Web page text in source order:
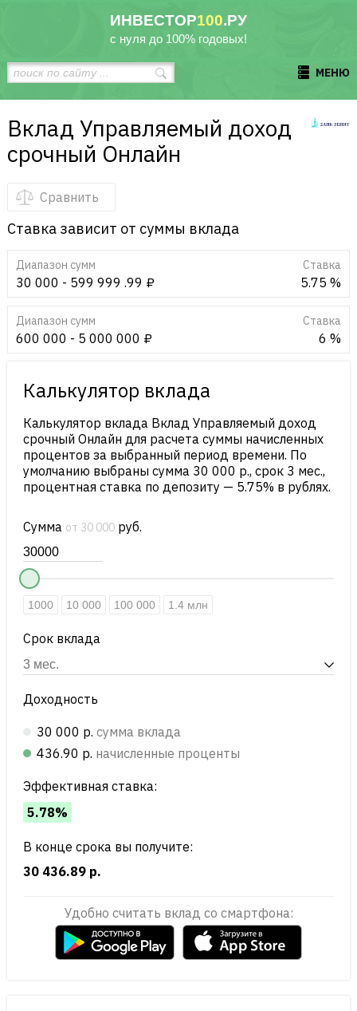
ИНВЕСТОР100.РУ
с нуля до 100% годовых!
МЕНЮ
Вклад Управляемый доход
срочный Онлайн
Сравнить
Ставка зависит от суммы вклада
Диапазон сумм
30 000 - 599 999 .99 ₽
Cтавка
5.75 %
Диапазон сумм
600 000 - 5 000 000 ₽
Cтавка
6 %
Калькулятор вклада
Калькулятор вклада Вклад Управляемый доход
срочный Онлайн для расчета суммы начисленных
процентов за выбранный период времени. По
умолчанию выбраны сумма 30 000 р., срок 3 мес.,
процентная ставка по депозиту — 5.75% в рублях.
Сумма от 30 000руб.
1000 10 000 100 000 1.4 млн
Срок вклада
Доходность
30 000 р. сумма вклада
436.90 р. начисленные проценты
Эффективная ставка:
5.78%
В конце срока вы получите:
30 436.89 р.
Удобно считать вклад со смартфона: